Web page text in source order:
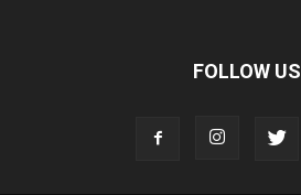
FOLLOW US